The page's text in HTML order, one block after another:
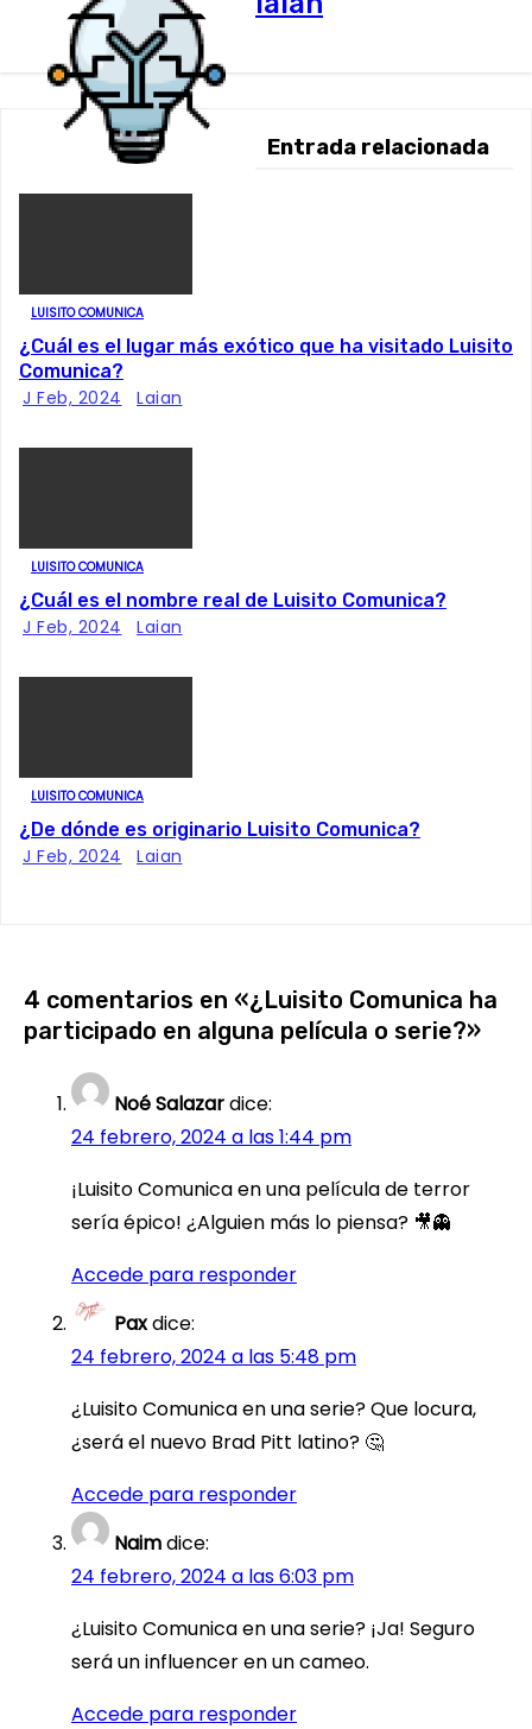
Entrada relacionada
LUISITO COMUNICA
¿Cuál es el lugar más exótico que ha visitado Luisito
Comunica?
J Feb, 2024 Laian
LUISITO COMUNICA
¿Cuál es el nombre real de Luisito Comunica?
J Feb, 2024 Laian
LUISITO COMUNICA
¿De dónde es originario Luisito Comunica?
J Feb, 2024 Laian
4 comentarios en «¿Luisito Comunica ha
participado en alguna película o serie?»
Noé Salazardice:
24 febrero, 2024 a las 1:44 pm
¡Luisito Comunica en una película de terror
sería épico! ¿Alguien más lo piensa? 🎥👻
Accede para responder
Paxdice:
24 febrero, 2024 a las 5:48 pm
¿Luisito Comunica en una serie? Que locura,
¿será el nuevo Brad Pitt latino? 🤔
Accede para responder
Naimdice:
24 febrero, 2024 a las 6:03 pm
¿Luisito Comunica en una serie? ¡Ja! Seguro
será un influencer en un cameo.
Accede para responder